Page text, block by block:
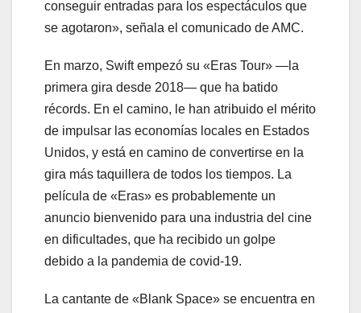
conseguir entradas para los espectáculos que
se agotaron», señala el comunicado de AMC.
En marzo, Swift empezó su «Eras Tour» —la
primera gira desde 2018— que ha batido
récords. En el camino, le han atribuido el mérito
de impulsar las economías locales en Estados
Unidos, y está en camino de convertirse en la
gira más taquillera de todos los tiempos. La
película de «Eras» es probablemente un
anuncio bienvenido para una industria del cine
en dificultades, que ha recibido un golpe
debido a la pandemia de covid-19.
La cantante de «Blank Space» se encuentra en